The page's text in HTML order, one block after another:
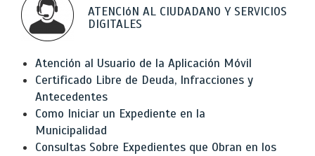
ATENCIóN AL CIUDADANO Y SERVICIOS
DIGITALES
Atención al Usuario de la Aplicación Móvil
Certificado Libre de Deuda, Infracciones y
Antecedentes
Como Iniciar un Expediente en la
Municipalidad
Consultas Sobre Expedientes que Obran en los